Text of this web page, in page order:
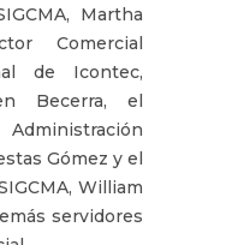
Martha
Comercial
de Icontec,
Becerra, el
Gómez y el
William
servidores